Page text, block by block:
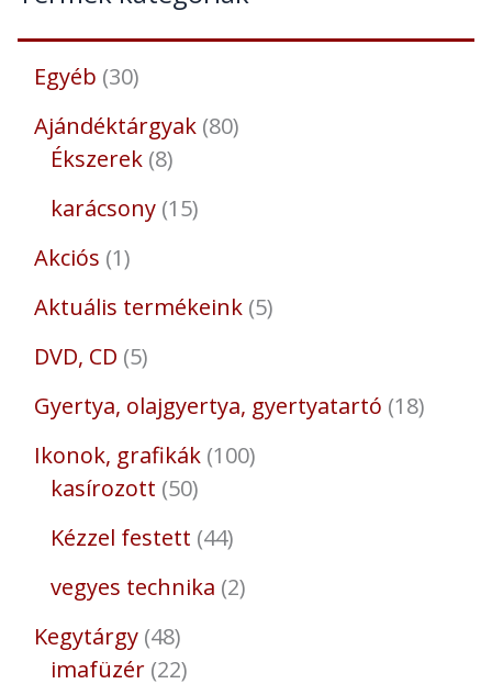
Egyéb 30
Ajándéktárgyak 80
Ékszerek 8
karácsony 15
Akciós 1
Aktuális termékeink 5
DVD, CD 5
Gyertya, olajgyertya, gyertyatartó 18
Ikonok, grafikák 100
kasírozott 50
Kézzel festett 44
vegyes technika 2
Kegytárgy 48
imafüzér 22